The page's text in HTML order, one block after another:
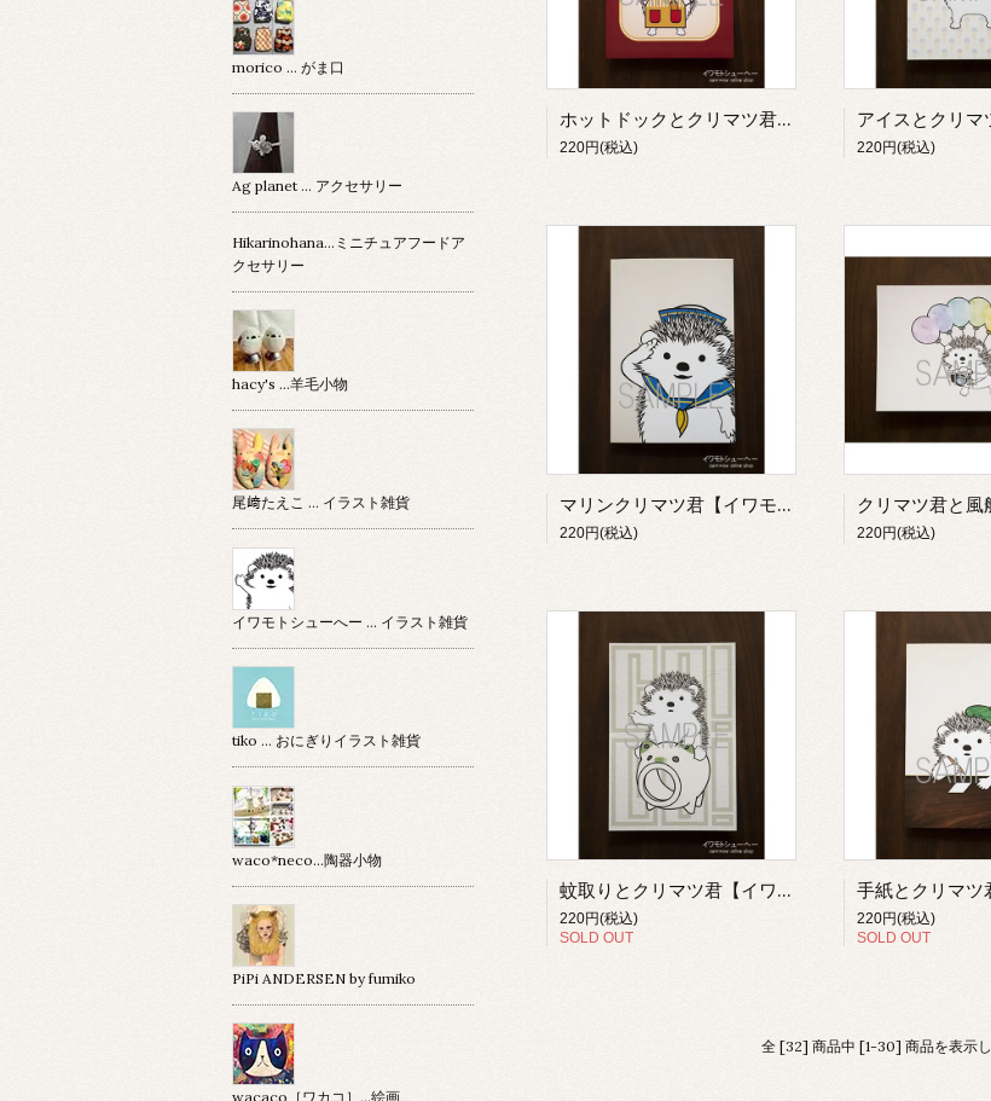
ホットドックとクリマツ君【イワモトシューヘー】
220円(税込) 220円(税込)
マリンクリマツ君【イワモトシューヘー】
220円(税込) 220円(税込)
蚊取りとクリマツ君【イワモトシューヘー】
220円(税込)
SOLD OUT
220円(税込)
SOLD OUT
全 [32] 商品中 [1-30] 商品を表示
morico … がま口
Ag planet … アクセサリー
Hikarinohana…ミニチュアフードア
クセサリー
hacy's …羊毛小物
尾﨑たえこ … イラスト雑貨
イワモトシューへー … イラスト雑貨
tiko … おにぎりイラスト雑貨
waco*neco...陶器小物
PiPi ANDERSEN by fumiko
wacaco［ワカコ］…絵画